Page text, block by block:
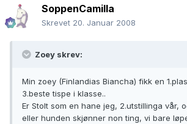
SoppenCamilla
Skrevet 20. Januar 2008
Zoey skrev:
Min zoey (Finlandias Biancha) fikk en
3.beste tispe i klasse..
Er Stolt som en hane jeg, 2.utstillinga vår,
eller hunden skjønner non ting, vi bare